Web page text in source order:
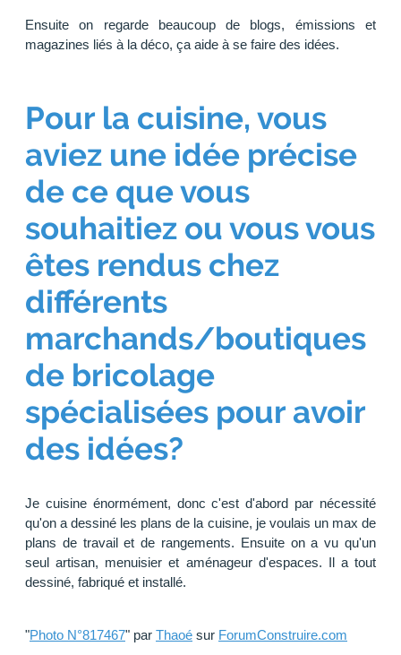
Ensuite on regarde beaucoup de blogs, émissions et
magazines liés à la déco, ça aide à se faire des idées.
Pour la cuisine, vous
aviez une idée précise
de ce que vous
souhaitiez ou vous vous
êtes rendus chez
différents
marchands/boutiques
de bricolage
spécialisées pour avoir
des idées?
Je cuisine énormément, donc c'est d'abord par nécessité
qu'on a dessiné les plans de la cuisine, je voulais un max de
plans de travail et de rangements. Ensuite on a vu qu'un
seul artisan, menuisier et aménageur d'espaces. Il a tout
dessiné, fabriqué et installé.
"Photo N°817467" par Thaoé sur ForumConstruire.com